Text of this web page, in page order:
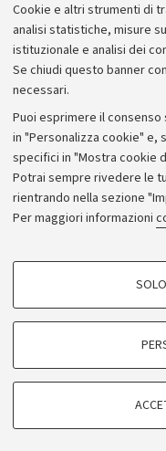
Cookie e altri strumenti di
analisi statistiche, misure
istituzionale e analisi dei
Se chiudi questo banner
necessari.
Puoi esprimere il
in "Personalizza cookie" e,
specifici in "Mostra cookie
Potrai sempre rivedere le
rientrando nella sezione
Per maggiori informazioni
COOKIE DI
degli utenti, creare profili in
di marketing.
Google/Youtube Video
Privacy
Note legali
NormAteneo
Impostazioni Cookie
©Copyright 2024 -
Bologna - Via Zamboni,